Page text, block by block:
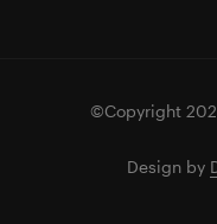
©Copyright
Design by